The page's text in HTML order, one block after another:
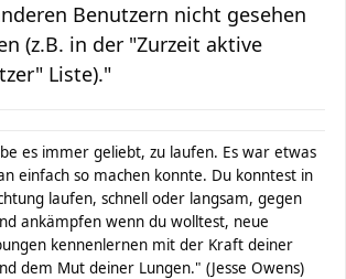
Benutzern nicht gesehen
(z.B. in der "Zurzeit aktive
Liste)."
es immer geliebt, zu laufen. Es war etwas
einfach so machen konnte. Du konntest in
laufen, schnell oder langsam, gegen
ankämpfen wenn du wolltest, neue
kennenlernen mit der Kraft deiner
dem Mut deiner Lungen." (Jesse Owens)